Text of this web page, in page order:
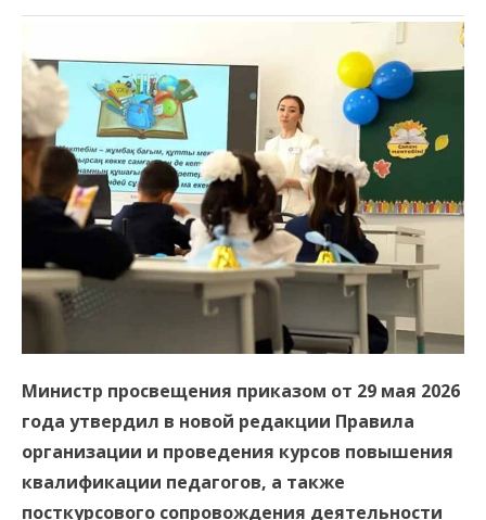
Министр просвещения приказом от 29 мая 2026
года утвердил в новой редакции Правила
организации и проведения курсов повышения
квалификации педагогов, а также
посткурсового сопровождения деятельности